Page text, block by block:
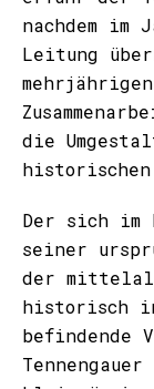
nachdem im
Leitung
die
Der sich im
seiner
der
historisch
befindende